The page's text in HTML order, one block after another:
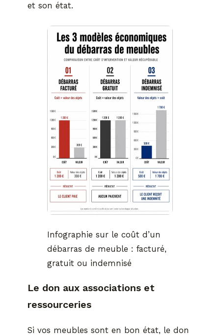
et son état.
Infographie sur le coût d’un
débarras de meuble : facturé,
gratuit ou indemnisé
Le don aux associations et
ressourceries
Si vos meubles sont en bon état, le don